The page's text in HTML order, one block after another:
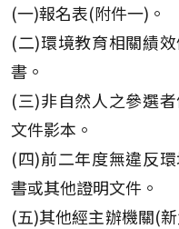
(一)報名表(附件一)。
(二)環境教育相關績
書。
(三)非自然人之參選
文件影本。
(四)前二年度無違反
書或其他證明文件。
(五)其他經主辦機關(